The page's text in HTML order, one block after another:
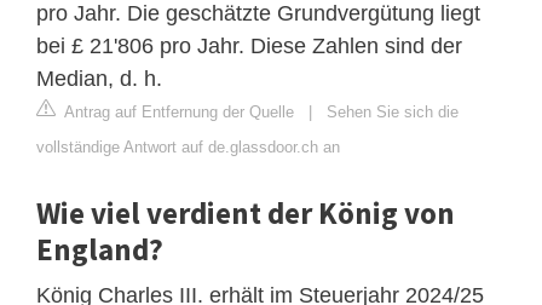
pro Jahr. Die geschätzte Grundvergütung liegt
bei £ 21'806 pro Jahr. Diese Zahlen sind der
Median, d. h.
Antrag auf Entfernung der Quelle
Sehen Sie sich die
vollständige Antwort auf de.glassdoor.ch an
Wie viel verdient der König von
England?
König Charles III. erhält im Steuerjahr 2024/25